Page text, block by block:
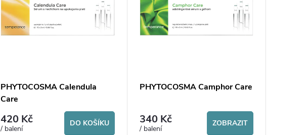
PHYTOCOSMA Calendula
Care
420 Kč
/ balení
DO KOŠÍKU
PHYTOCOSMA Camphor Care
340 Kč
/ balení
ZOBRAZIT